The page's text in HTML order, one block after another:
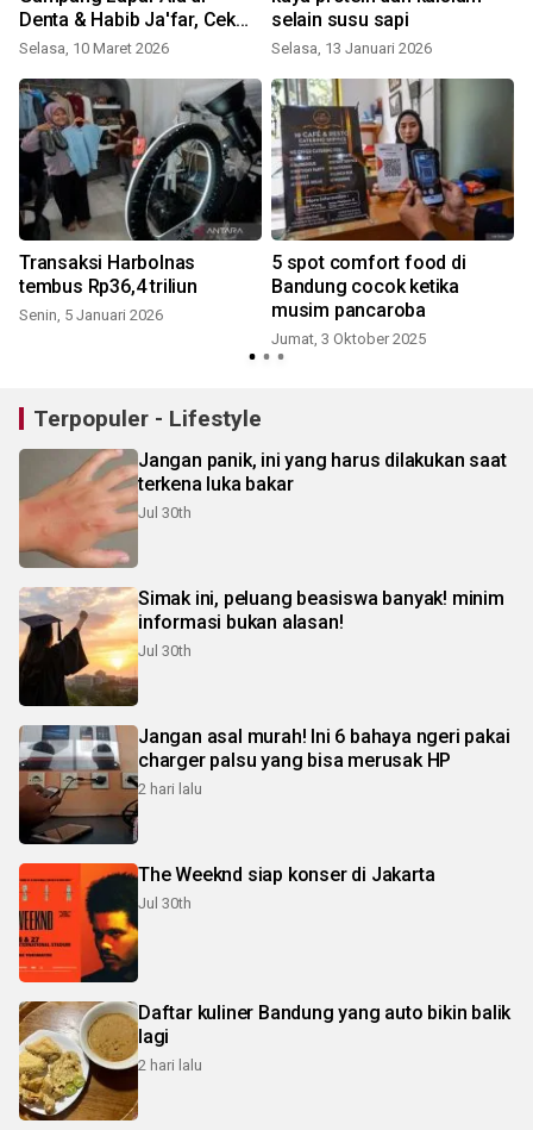
Denta & Habib Ja'far, Cek
Rahasianya!
Selasa, 10 Maret 2026
selain susu sapi
Selasa, 13 Januari 2026
Transaksi Harbolnas
tembus Rp36,4 triliun
Senin, 5 Januari 2026
5 spot comfort food di
Bandung cocok ketika
musim pancaroba
Jumat, 3 Oktober 2025
Terpopuler - Lifestyle
Jangan panik, ini yang harus dilakukan saat
terkena luka bakar
Jul 30th
Simak ini, peluang beasiswa banyak! minim
informasi bukan alasan!
Jul 30th
Jangan asal murah! Ini 6 bahaya ngeri pakai
charger palsu yang bisa merusak HP
2 hari lalu
The Weeknd siap konser di Jakarta
Jul 30th
Daftar kuliner Bandung yang auto bikin balik
lagi
2 hari lalu